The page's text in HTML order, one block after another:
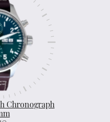
Chronograph